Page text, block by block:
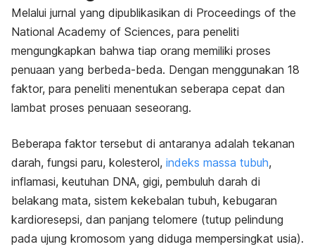
Melalui jurnal yang dipublikasikan di Proceedings of the
National Academy of Sciences, para peneliti
mengungkapkan bahwa tiap orang memiliki proses
penuaan yang berbeda-beda. Dengan menggunakan 18
faktor, para peneliti menentukan seberapa cepat dan
lambat proses penuaan seseorang.
Beberapa faktor tersebut di antaranya adalah tekanan
darah, fungsi paru, kolesterol, indeks massa tubuh,
inflamasi, keutuhan DNA, gigi, pembuluh darah di
belakang mata, sistem kekebalan tubuh, kebugaran
kardioresepsi, dan panjang telomere (tutup pelindung
pada ujung kromosom yang diduga mempersingkat usia).